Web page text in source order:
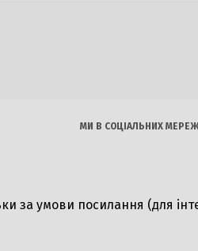
МИ В СОЦІАЛЬНИХ
за умови посилання (для